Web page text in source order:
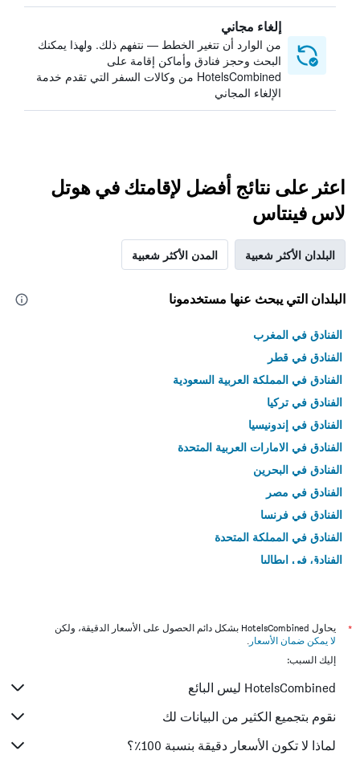
إلغاء مجاني
من الوارد أن تتغير الخطط — نتفهم ذلك. ولهذا يمكنك
البحث وحجز فنادق وأماكن إقامة على
HotelsCombined من وكالات السفر التي تقدم خدمة
الإلغاء المجاني
اعثر على نتائج أفضل لإقامتك في هوتل
لاس فينتاس
البلدان الأكثر شعبية المدن الأكثر شعبية
البلدان التي يبحث عنها مستخدمونا
الفنادق في المغرب
الفنادق في قطر
الفنادق في المملكة العربية السعودية
الفنادق في تركيا
الفنادق في إندونيسيا
الفنادق في الامارات العربية المتحدة
الفنادق في البحرين
الفنادق في مصر
الفنادق في فرنسا
الفنادق في المملكة المتحدة
الفنادق في إيطاليا
*
يحاول HotelsCombined بشكل دائم الحصول على الأسعار الدقيقة، ولكن
لا يمكن ضمان الأسعار .
إليك السبب:
HotelsCombined ليس البائع
نقوم بتجميع الكثير من البيانات لك
لماذا لا تكون الأسعار دقيقة بنسبة 100٪؟